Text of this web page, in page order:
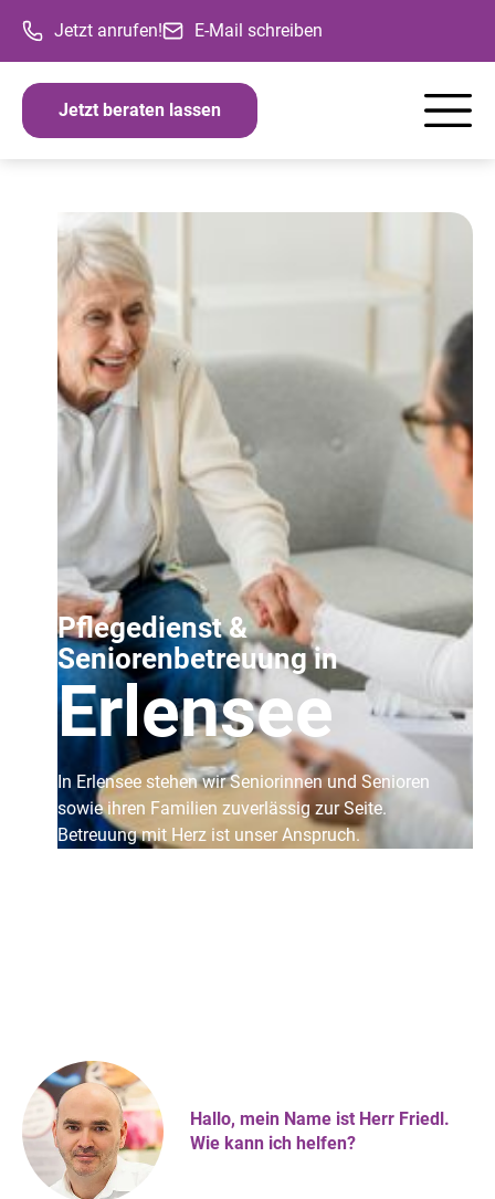
Jetzt anrufen! E-Mail schreiben
Jetzt beraten lassen
Pflegedienst &
Seniorenbetreuung in
Erlensee
In Erlensee stehen wir Seniorinnen und Senioren
sowie ihren Familien zuverlässig zur Seite.
Betreuung mit Herz ist unser Anspruch.
Hallo, mein Name ist Herr Friedl.
Wie kann ich helfen?